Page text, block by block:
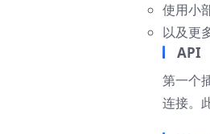
使用小
以及更
API
第一个
连接。